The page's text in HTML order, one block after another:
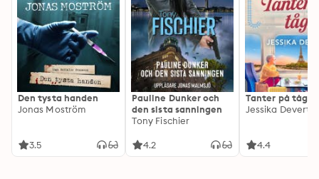
Den tysta handen
Jonas Moström
3.5
Pauline Dunker och
den sista sanningen
Tony Fischier
4.2
Tanter på tåg
Jessika Devert
4.4